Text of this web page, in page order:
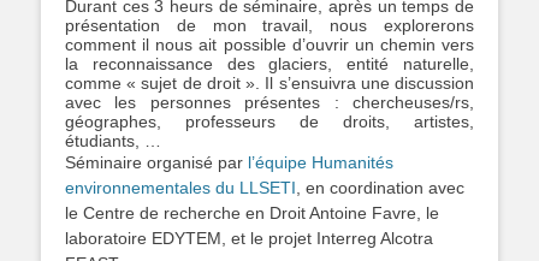
Durant ces 3 heurs de séminaire, après un temps de
présentation de mon travail, nous explorerons
comment il nous ait possible d’ouvrir un chemin vers
la reconnaissance des glaciers, entité naturelle,
comme « sujet de droit ». Il s’ensuivra une discussion
avec les personnes présentes : chercheuses/rs,
géographes, professeurs de droits, artistes,
étudiants, …
Séminaire organisé par l’équipe Humanités
environnementales du LLSETI , en coordination avec
le Centre de recherche en Droit Antoine Favre, le
laboratoire EDYTEM, et le projet Interreg Alcotra